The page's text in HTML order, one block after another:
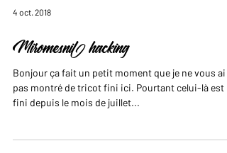
4 oct. 2018
Miromesnil hacking
Bonjour ça fait un petit moment que je ne vous ai
pas montré de tricot fini ici. Pourtant celui-là est
fini depuis le mois de juillet...